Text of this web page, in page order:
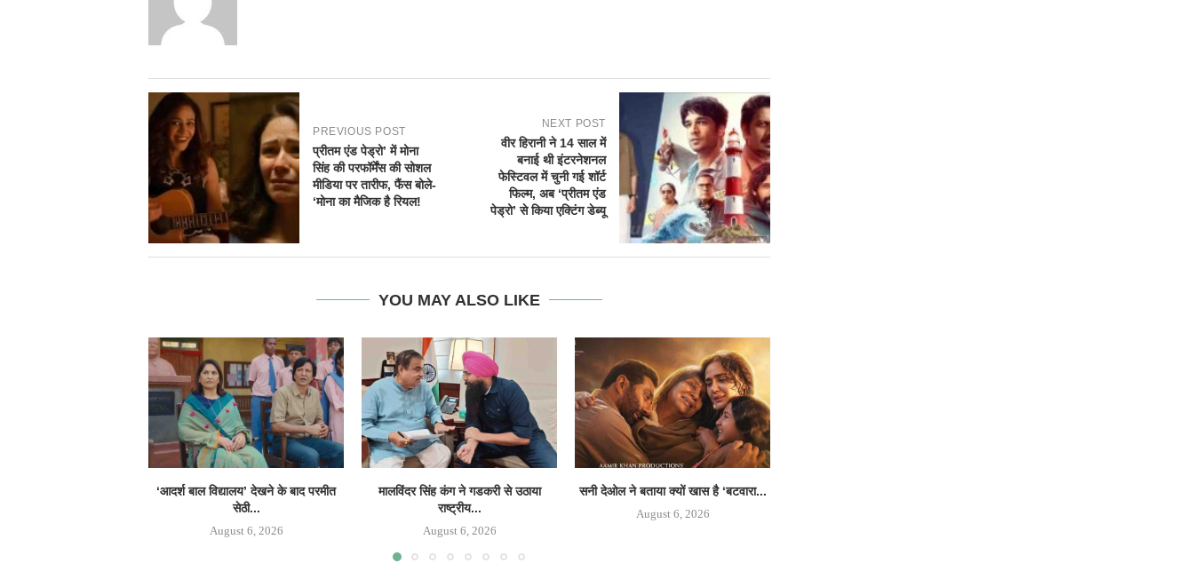
PREVIOUS POST
प्रीतम एंड पेड्रो’ में मोना
सिंह की परफॉर्मेंस की सोशल
मीडिया पर तारीफ, फैंस बोले-
‘मोना का मैजिक है रियल!
NEXT POST
वीर हिरानी ने 14 साल में
बनाई थी इंटरनेशनल
फेस्टिवल में चुनी गई शॉर्ट
फिल्म, अब ‘प्रीतम एंड
पेड्रो’ से किया एक्टिंग डेब्यू
YOU MAY ALSO LIKE
‘आदर्श बाल विद्यालय’ देखने के बाद परमीत
सेठी...
August 6, 2026
मालविंदर सिंह कंग ने गडकरी से उठाया
राष्ट्रीय...
August 6, 2026
सनी देओल ने बताया क्यों खास है ‘बटवारा...
August 6, 2026